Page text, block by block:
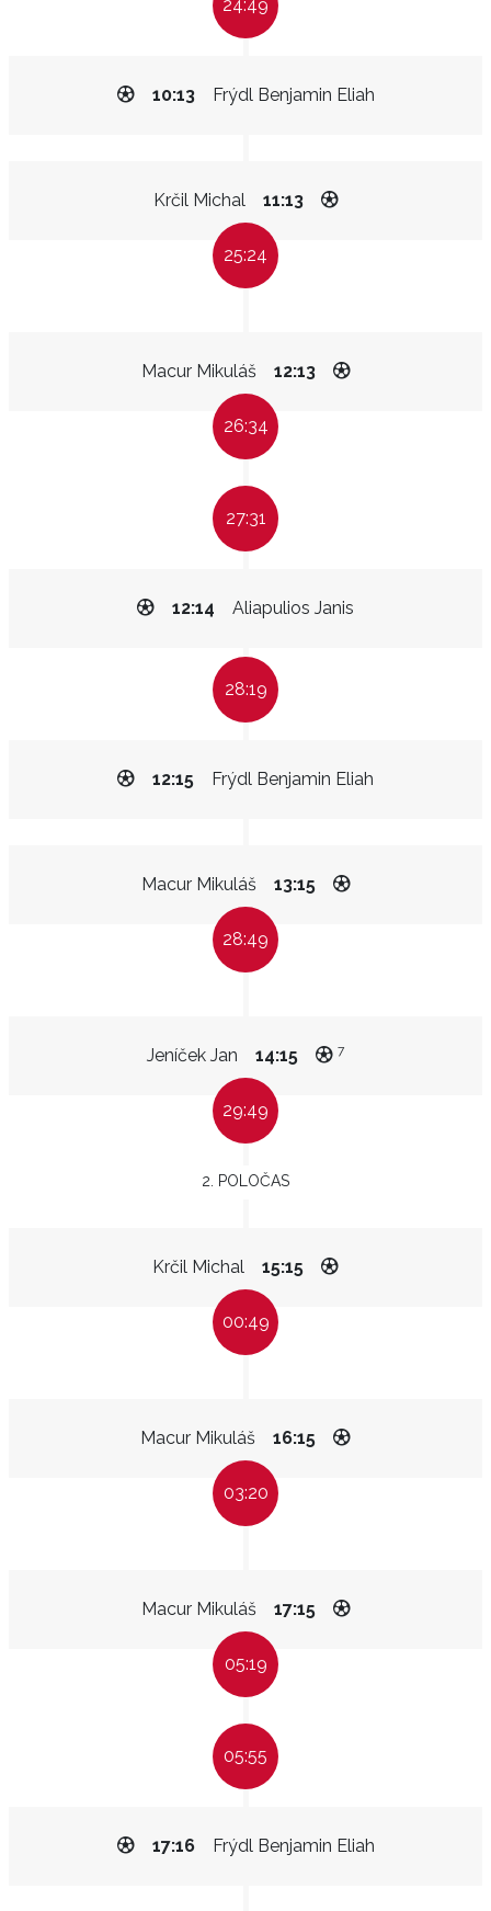
24:49
Frýdl Benjamin Eliah
10:13
Krčil Michal 11:13
25:24
Macur Mikuláš 12:13
26:34
27:31
Aliapulios Janis
12:14
28:19
Frýdl Benjamin Eliah
12:15
Macur Mikuláš 13:15
28:49
Jeníček Jan 14:15 7
29:49
2. POLOČAS
Krčil Michal 15:15
00:49
Macur Mikuláš 16:15
03:20
Macur Mikuláš 17:15
05:19
05:55
Frýdl Benjamin Eliah
17:16